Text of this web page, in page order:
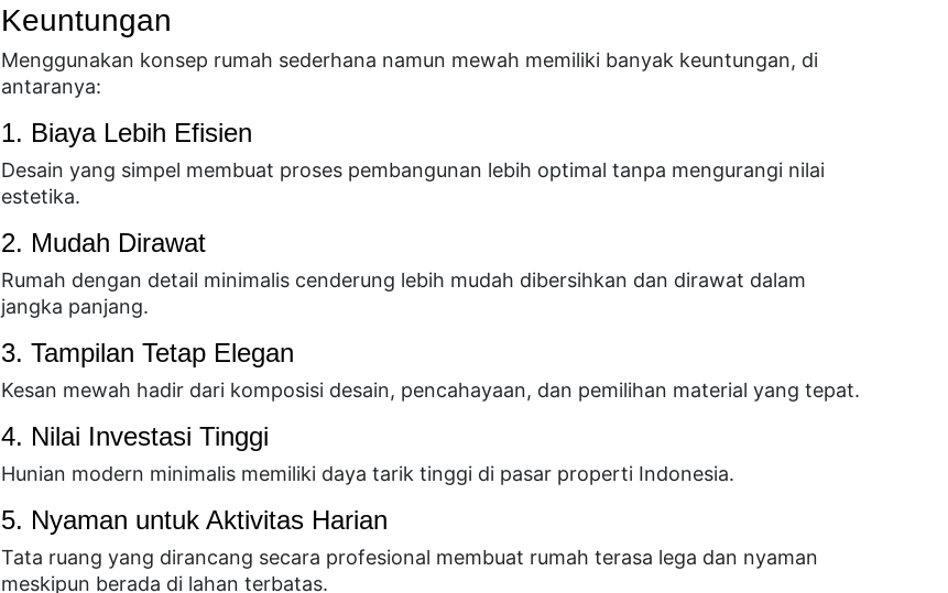
Keuntungan
Menggunakan konsep rumah sederhana namun mewah memiliki banyak keuntungan, di
antaranya:
1. Biaya Lebih Efisien
Desain yang simpel membuat proses pembangunan lebih optimal tanpa mengurangi nilai
estetika.
2. Mudah Dirawat
Rumah dengan detail minimalis cenderung lebih mudah dibersihkan dan dirawat dalam
jangka panjang.
3. Tampilan Tetap Elegan
Kesan mewah hadir dari komposisi desain, pencahayaan, dan pemilihan material yang tepat.
4. Nilai Investasi Tinggi
Hunian modern minimalis memiliki daya tarik tinggi di pasar properti Indonesia.
5. Nyaman untuk Aktivitas Harian
Tata ruang yang dirancang secara profesional membuat rumah terasa lega dan nyaman
meskipun berada di lahan terbatas.